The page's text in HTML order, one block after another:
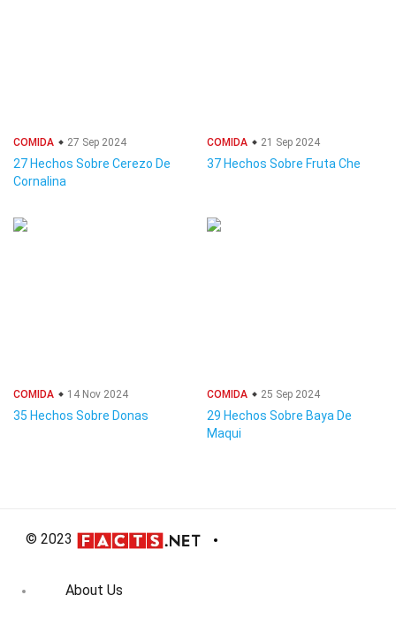
COMIDA 27 Sep 2024
27 Hechos Sobre Cerezo De
Cornalina
COMIDA 21 Sep 2024
37 Hechos Sobre Fruta Che
COMIDA 14 Nov 2024
35 Hechos Sobre Donas
COMIDA 25 Sep 2024
29 Hechos Sobre Baya De
Maqui
© 2023
About Us